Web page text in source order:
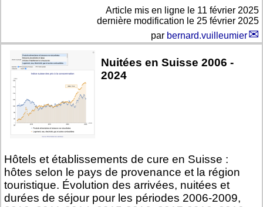
Article mis en ligne le 11 février 2025
dernière modification le 25 février 2025
par bernard.vuilleumier
Nuitées en Suisse 2006 -
2024
Hôtels et établissements de cure en Suisse :
hôtes selon le pays de provenance et la région
touristique. Évolution des arrivées, nuitées et
durées de séjour pour les périodes 2006-2009,